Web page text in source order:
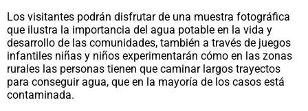
Los visitantes podrán disfrutar de una muestra fotográfica
que ilustra la importancia del agua potable en la vida y
desarrollo de las comunidades, también a través de juegos
infantiles niñas y niños experimentarán cómo en las zonas
rurales las personas tienen que caminar largos trayectos
para conseguir agua, que en la mayoría de los casos está
contaminada.